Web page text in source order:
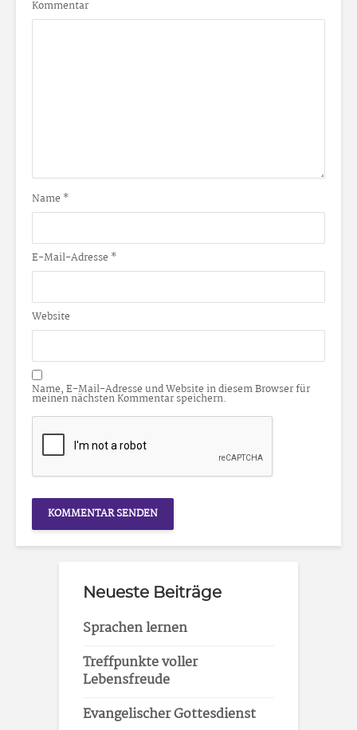
Kommentar
Name *
E-Mail-Adresse *
Website
Name, E-Mail-Adresse und Website in diesem Browser für
meinen nächsten Kommentar speichern.
Neueste Beiträge
Sprachen lernen
Treffpunkte voller
Lebensfreude
Evangelischer Gottesdienst